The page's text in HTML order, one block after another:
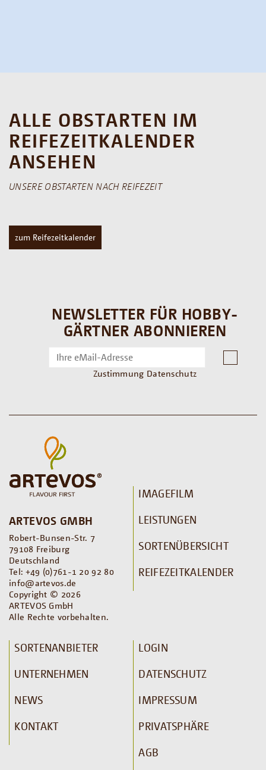
ALLE OBSTARTEN IM
REIFEZEITKALENDER
ANSEHEN
UNSERE OBSTARTEN NACH REIFEZEIT
zum Reifezeitkalender
NEWSLETTER FÜR HOBBY-
GÄRTNER ABONNIEREN
Zustimmung Datenschutz
ARTEVOS GMBH
Robert-Bunsen-Str. 7
79108 Freiburg
Deutschland
Tel: +49 (0)761-1 20 92 80
info@artevos.de
Copyright © 2026
ARTEVOS GmbH
Alle Rechte vorbehalten.
IMAGEFILM
LEISTUNGEN
SORTENÜBERSICHT
REIFEZEITKALENDER
SORTENANBIETER
UNTERNEHMEN
NEWS
KONTAKT
LOGIN
DATENSCHUTZ
IMPRESSUM
PRIVATSPHÄRE
AGB